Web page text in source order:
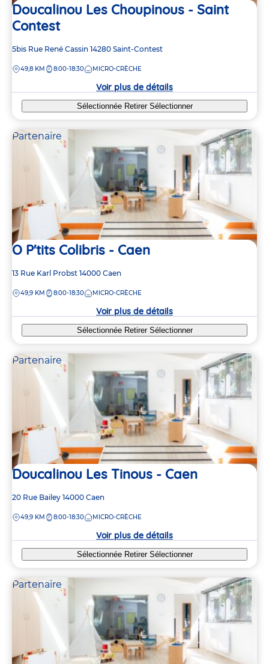
Doucalinou Les Choupinous - Saint
Contest
Adresse
la
5bis Rue René Cassin 14280 Saint-Contest
DISTANCE
49,8 KM 8:00-18:30 MICRO-CRÈCHE
Voir plus de détails
Sélectionnée Retirer Sélectionner
Partenaire
O P'tits Colibris - Caen
Adresse
la
13 Rue Karl Probst 14000 Caen
DISTANCE
49,9 KM 8:00-18:30 MICRO-CRÈCHE
Voir plus de détails
Sélectionnée Retirer Sélectionner
Partenaire
Doucalinou Les Tinous - Caen
Adresse
la
20 Rue Bailey 14000 Caen
DISTANCE
49,9 KM 8:00-18:30 MICRO-CRÈCHE
Voir plus de détails
Sélectionnée Retirer Sélectionner
Partenaire